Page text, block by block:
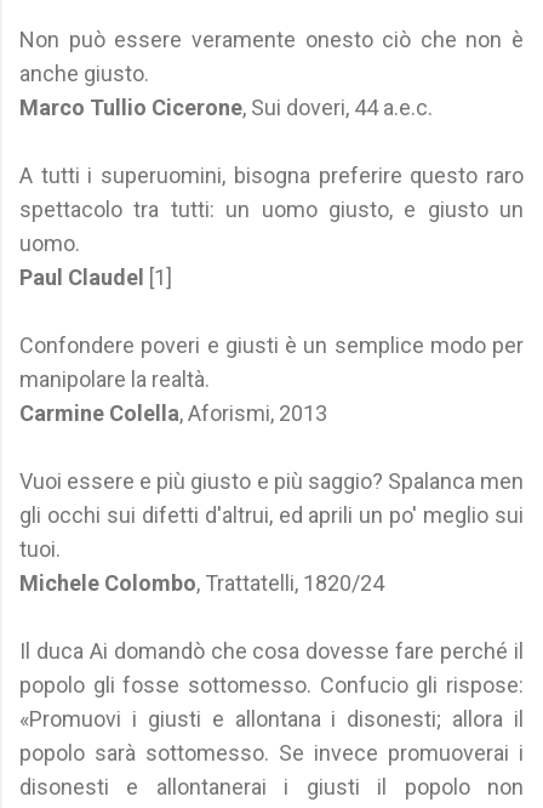
Non può essere veramente onesto ciò che non è
anche giusto.
Marco Tullio Cicerone, Sui doveri, 44 a.e.c.
A tutti i superuomini, bisogna preferire questo raro
spettacolo tra tutti: un uomo giusto, e giusto un
uomo.
Paul Claudel [1]
Confondere poveri e giusti è un semplice modo per
manipolare la realtà.
Carmine Colella, Aforismi, 2013
Vuoi essere e più giusto e più saggio? Spalanca men
gli occhi sui difetti d'altrui, ed aprili un po' meglio sui
tuoi.
Michele Colombo, Trattatelli, 1820/24
Il duca Ai domandò che cosa dovesse fare perché il
popolo gli fosse sottomesso. Confucio gli rispose:
«Promuovi i giusti e allontana i disonesti; allora il
popolo sarà sottomesso. Se invece promuoverai i
disonesti e allontanerai i giusti il popolo non